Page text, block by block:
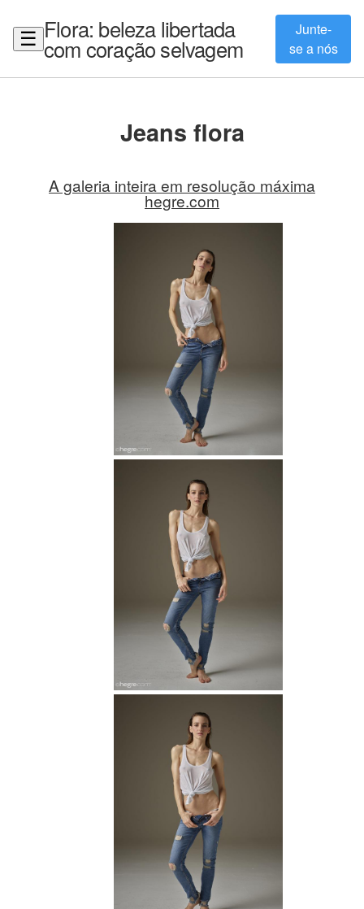
☰ Flora: beleza libertada
com coração selvagem
Junte-
se a nós
Jeans flora
A galeria inteira em resolução máxima
hegre.com